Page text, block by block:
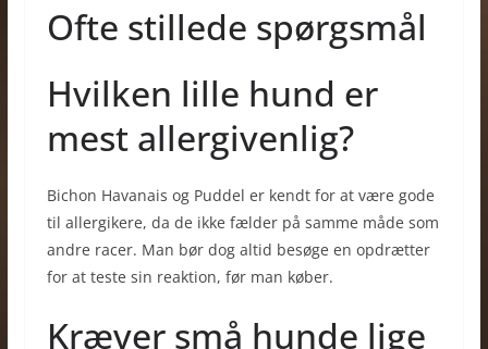
Ofte stillede spørgsmål
Hvilken lille hund er
mest allergivenlig?
Bichon Havanais og Puddel er kendt for at være gode
til allergikere, da de ikke fælder på samme måde som
andre racer. Man bør dog altid besøge en opdrætter
for at teste sin reaktion, før man køber.
Kræver små hunde lige